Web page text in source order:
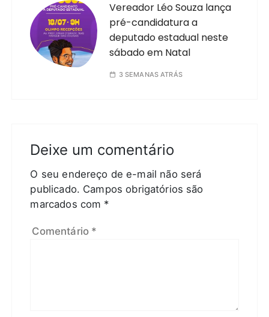
Vereador Léo Souza lança
pré-candidatura a
deputado estadual neste
sábado em Natal
3 SEMANAS ATRÁS
Deixe um comentário
O seu endereço de e-mail não será
publicado. Campos obrigatórios são
marcados com *
Comentário *